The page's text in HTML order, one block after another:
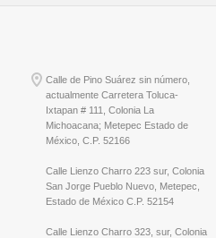
Calle de Pino Suárez sin número,
actualmente Carretera Toluca-
Ixtapan # 111, Colonia La
Michoacana; Metepec Estado de
México, C.P. 52166
Calle Lienzo Charro 223 sur, Colonia
San Jorge Pueblo Nuevo, Metepec,
Estado de México C.P. 52154
Calle Lienzo Charro 323, sur, Colonia